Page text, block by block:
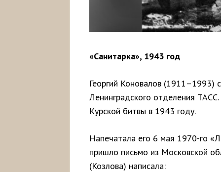
«Санитарка», 1943 год
Георгий Коновалов
Ленинградского отделения
Курской битвы в 1943 году.
Напечатала его 6 мая 1970-го
пришло письмо из Московской
(Козлова) написала: